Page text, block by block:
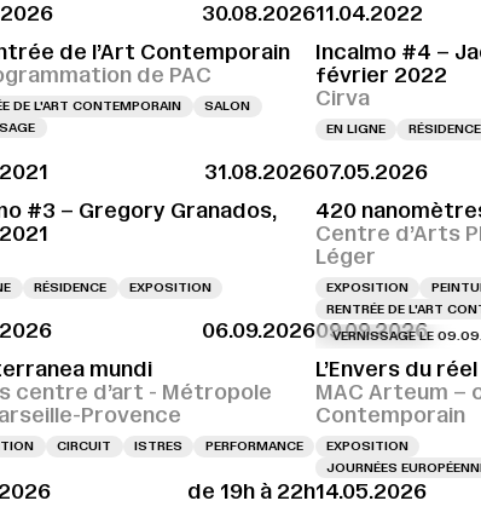
30.08.2026
de l’Art Contemporain
de PAC
DE L'ART CONTEMPORAIN
SALON
11.04.2022
Incalmo #4 –
février 2022
Cirva
EN LIGNE RÉSIDENCE
31.08.2026
#3 – Gregory Granados,
RÉSIDENCE EXPOSITION
07.05.2026
420
Centre d’Arts
Léger
EXPOSITION
RENTRÉE DE L'ART
06.09.2026
mundi
centre d’art - Métropole
Provence
CIRCUIT ISTRES PERFORMANCE
09.09.2026
VERNISSAGE LE 09.09.2026
L’Envers du réel
MAC Arteum –
Contemporain
EXPOSITION
JOURNÉES
de 19h à 22h14.05.2026